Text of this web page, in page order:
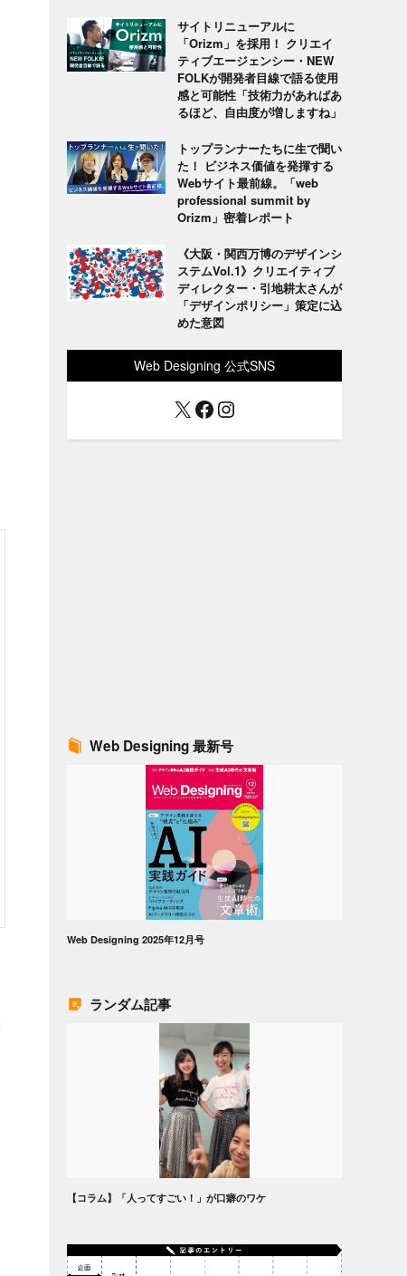
サイトリニューアルに
「Orizm」を採用！ クリエイ
ティブエージェンシー・NEW
FOLKが開発者目線で語る使用
感と可能性「技術力があればあ
るほど、自由度が増しますね」
トップランナーたちに生で聞い
た！ ビジネス価値を発揮する
Webサイト最前線。「web
professional summit by
Orizm」密着レポート
《大阪・関西万博のデザインシ
ステムVol.1》クリエイティブ
ディレクター・引地耕太さんが
「デザインポリシー」策定に込
めた意図
Web Designing 公式SNS
X Facebook
Instagram
Web Designing 最新号
Web Designing 2025年12月号
ランダム記事
【コラム】「人ってすごい！」が口癖のワケ